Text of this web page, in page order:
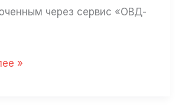
через сервис «ОВД-
»